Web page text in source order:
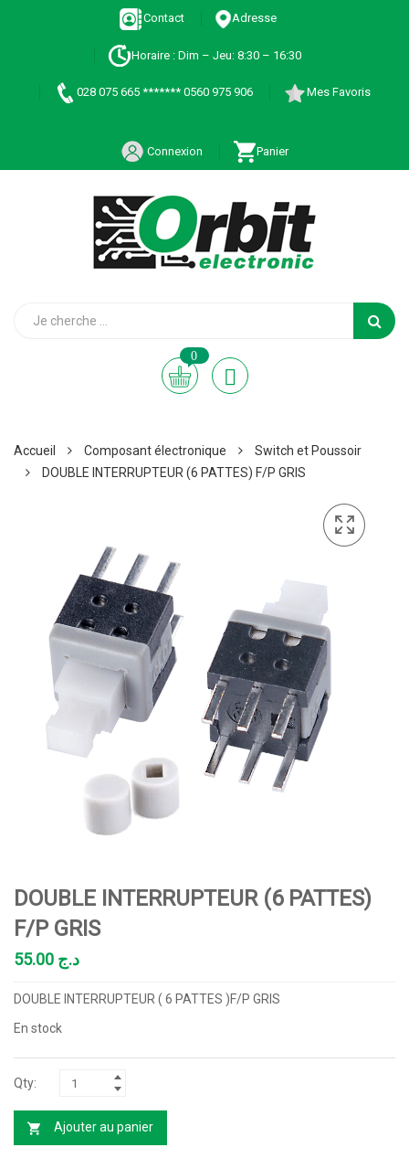
Contact Adresse
Horaire : Dim – Jeu: 8:30 – 16:30
028 075 665 ******* 0560 975 906 Mes Favoris
Connexion Panier
0
Accueil Composant électronique
Switch et Poussoir
DOUBLE INTERRUPTEUR (6 PATTES) F/P GRIS
DOUBLE INTERRUPTEUR (6 PATTES)
F/P GRIS
د.ج
DOUBLE INTERRUPTEUR ( 6 PATTES )F/P GRIS
En stock
Ajouter au panier